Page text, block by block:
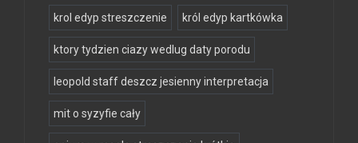
krol edyp streszczenie król edyp kartkówka
ktory tydzien ciazy wedlug daty porodu
leopold staff deszcz jesienny interpretacja
mit o syzyfie cały